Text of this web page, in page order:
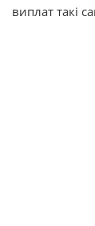
виплат такі